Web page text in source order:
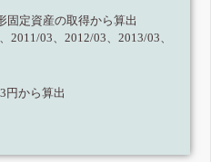
固定資産の取得から算出
2011/03、2012/03、2013/03、
円から算出